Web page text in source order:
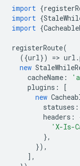
import {
import {
import {
registerRoute(
({url}) => url .
new
cacheName :
plugins :
[
new
statuses :
headers :
'X-Is-
},
}),
],